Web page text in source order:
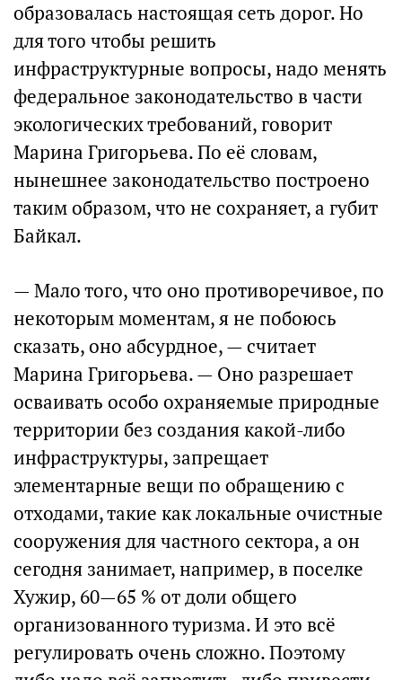
образовалась настоящая сеть дорог. Но
для того чтобы решить
инфраструктурные вопросы, надо менять
федеральное законодательство в части
экологических требований, говорит
Марина Григорьева. По её словам,
нынешнее законодательство построено
таким образом, что не сохраняет, а губит
Байкал.
— Мало того, что оно противоречивое, по
некоторым моментам, я не побоюсь
сказать, оно абсурдное, — считает
Марина Григорьева. — Оно разрешает
осваивать особо охраняемые природные
территории без создания какой-либо
инфраструктуры, запрещает
элементарные вещи по обращению с
отходами, такие как локальные очистные
сооружения для частного сектора, а он
сегодня занимает, например, в поселке
Хужир, 60—65 % от доли общего
организованного туризма. И это всё
регулировать очень сложно. Поэтому